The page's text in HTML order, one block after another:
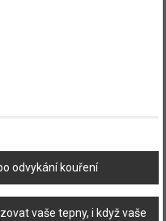
odvykání kouření
vaše tepny, i když vaše